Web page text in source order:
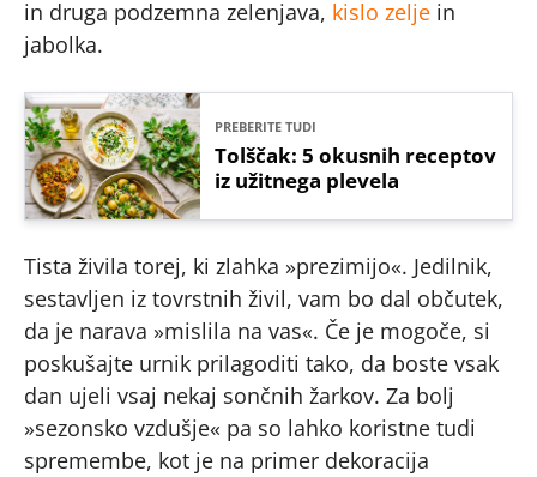
in druga podzemna zelenjava, kislo zelje in
jabolka.
PREBERITE TUDI
Tolščak: 5 okusnih receptov
iz užitnega plevela
Tista živila torej, ki zlahka »prezimijo«. Jedilnik,
sestavljen iz tovrstnih živil, vam bo dal občutek,
da je narava »mislila na vas«. Če je mogoče, si
poskušajte urnik prilagoditi tako, da boste vsak
dan ujeli vsaj nekaj sončnih žarkov. Za bolj
»sezonsko vzdušje« pa so lahko koristne tudi
spremembe, kot je na primer dekoracija